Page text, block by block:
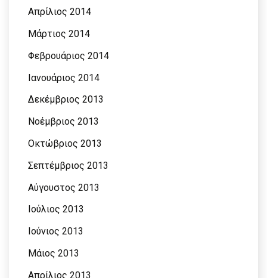
Απρίλιος 2014
Μάρτιος 2014
Φεβρουάριος 2014
Ιανουάριος 2014
Δεκέμβριος 2013
Νοέμβριος 2013
Οκτώβριος 2013
Σεπτέμβριος 2013
Αύγουστος 2013
Ιούλιος 2013
Ιούνιος 2013
Μάιος 2013
Απρίλιος 2013